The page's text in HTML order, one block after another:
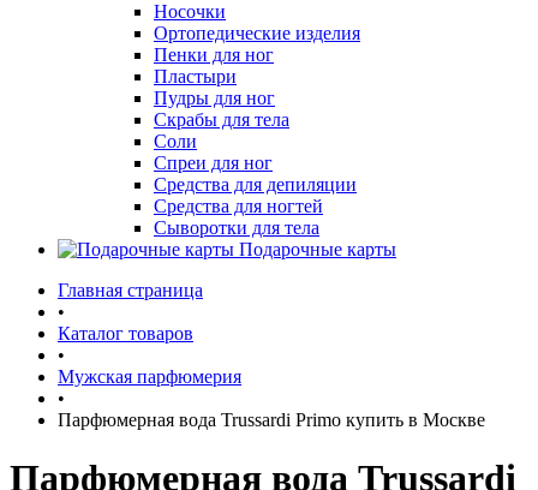
Носочки
Ортопедические изделия
Пенки для ног
Пластыри
Пудры для ног
Скрабы для тела
Соли
Спреи для ног
Средства для депиляции
Средства для ногтей
Сыворотки для тела
Подарочные карты
Главная страница
•
Каталог товаров
•
Мужская парфюмерия
•
Парфюмерная вода Trussardi Primo купить в Москве
Парфюмерная вода Trussardi